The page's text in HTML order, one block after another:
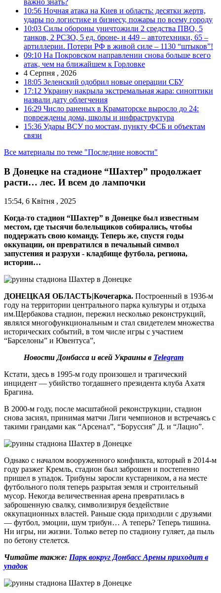
10:56 Ночная атака на Киев и область: десятки жертв,
удары по логистике и бизнесу, пожары по всему городу
10:03 Силы обороны уничтожили 2 средства ПВО, 5
танков, 2 РСЗО, 5 ед. броне- и 449 – автотехники, 65 –
артиллерии. Потери РФ в живой силе – 1130 “штыков”!
09:10 На Покровском направлении снова больше всего
атак, чем на ближайшем к Горловке
4 Серпня , 2026
18:05 Зеленский одобрил новые операции СБУ
17:12 Украину накрыла экстремальная жара: синоптики
назвали дату облегчения
16:29 Число раненых в Краматорске выросло до 24:
повреждены дома, школы и инфраструктура
15:36 Удары ВСУ по мостам, пункту ФСБ и объектам
связи
Все материалы по теме "Последние новости"
В Донецке на стадионе “Шахтер” продолжает
расти… лес. И всем до лампочки
15:54, 6 Квітня , 2025
Когда-то стадион “Шахтер” в Донецке был известным
местом, где тысячи болельщиков собирались, чтобы
поддержать свою команду. Теперь же, спустя годы
оккупации, он превратился в печальный символ
запустения и разрухи -​ кладбище футбола, региона,
истории…
ДОНЕЦКАЯ ОБЛАСТЬ|Кочегарка. Построенный в 1936-м
году на территории центрального парка культуры и отдыха
им.Щербакова стадион, пережил несколько реконструкций,
являлся многофункциональным и стал свидетелем множества
исторических событий, в том числе игры с участием
“Барселоны” и Ювентуса”,
Новости Донбасса и всей Украины в Telegram
Кстати, здесь в 1995-м году произошел и трагический
инцидент — убийство тогдашнего президента клуба Ахатя
Брагина.
В 2000-м году, после масштабной реконструкции, стадион
снова засиял, принимая матчи Лиги чемпионов и встречаясь с
такими грандами как “Арсенал”, “Боруссия” Д. и “Лацио”.
Однако с началом вооруженного конфликта, который в 2014-м
году разжег Кремль, стадион был заброшен и постепенно
пришел в упадок. Трибуны заросли кустарником, а на месте
футбольного поля теперь разрытая земля и строительный
мусор. Некогда величественная арена превратилась в
заброшенную свалку, символизируя бездействие
оккупационных властей.​ Раньше сюда приходили с друзьями
— футбол, эмоции, шум трибун… А теперь? Теперь тишина.
Ни игры, ни жизни. Только ветер по стадиону гуляет, да пыль
по бетону стелется.
Читайте также: Парк вокруг Донбасс Арены приходит в
упадок